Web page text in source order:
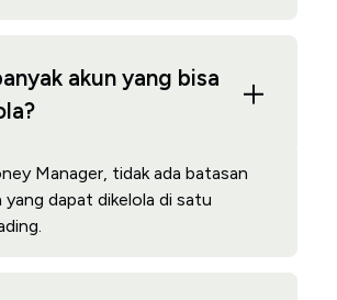
akun yang bisa
Manager, tidak ada batasan
yang dapat dikelola di satu